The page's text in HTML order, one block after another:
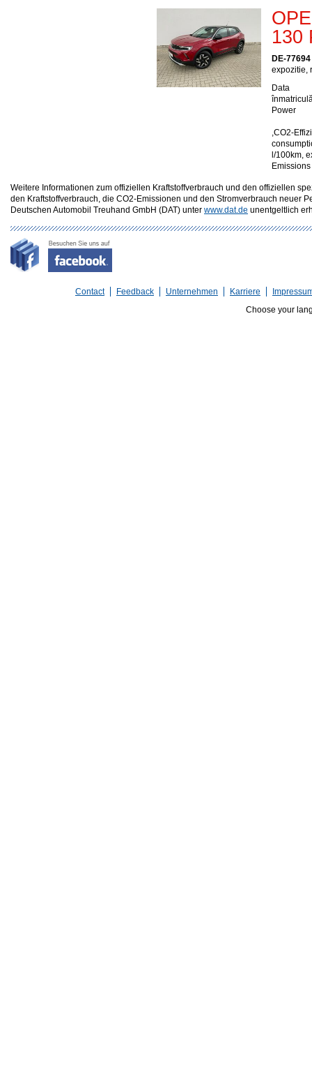
130
DE-
expozitie,
Data
Power
,CO2-
l/100km,
Weitere Informationen zum offiziellen Kraftstoffverbrauch und den offiziellen
den Kraftstoffverbrauch, die CO2-Emissionen und den Stromverbrauch neuer
Deutschen Automobil Treuhand GmbH (DAT) unter www.dat.de unentgeltlich
Contact Feedback Unternehmen Karriere
Choose your